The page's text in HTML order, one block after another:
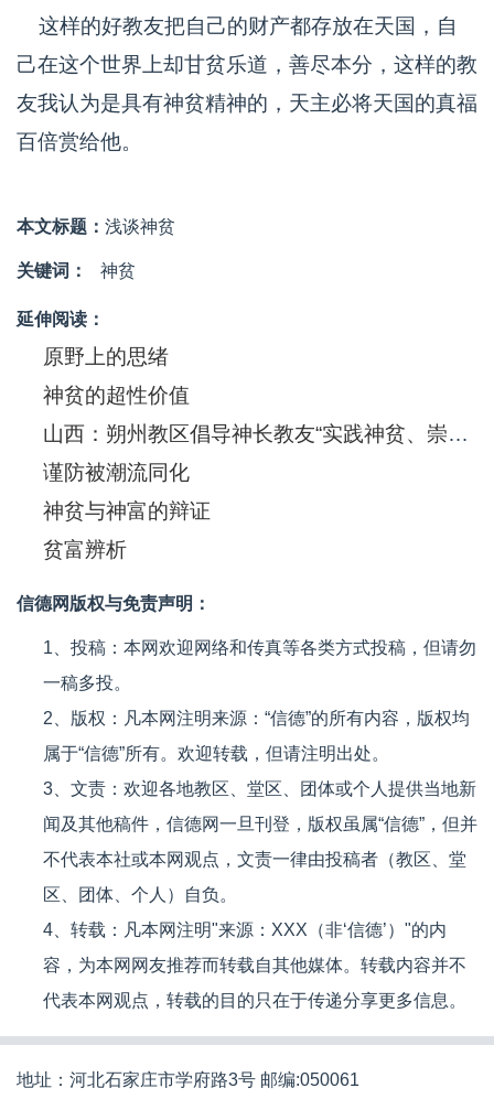
这样的好教友把自己的财产都存放在天国，自
己在这个世界上却甘贫乐道，善尽本分，这样的教
友我认为是具有神贫精神的，天主必将天国的真福
百倍赏给他。
本文标题： 浅谈神贫
关键词： 神贫
延伸阅读：
原野上的思绪
神贫的超性价值
山西：朔州教区倡导神长教友“实践神贫、崇尚节俭”
谨防被潮流同化
神贫与神富的辩证
贫富辨析
信德网版权与免责声明：
1、投稿：本网欢迎网络和传真等各类方式投稿，但请勿
一稿多投。
2、版权：凡本网注明来源：“信德”的所有内容，版权均
属于“信德”所有。欢迎转载，但请注明出处。
3、文责：欢迎各地教区、堂区、团体或个人提供当地新
闻及其他稿件，信德网一旦刊登，版权虽属“信德”，但并
不代表本社或本网观点，文责一律由投稿者（教区、堂
区、团体、个人）自负。
4、转载：凡本网注明"来源：XXX（非‘信德’）"的内
容，为本网网友推荐而转载自其他媒体。转载内容并不
代表本网观点，转载的目的只在于传递分享更多信息。
地址：河北石家庄市学府路3号 邮编:050061